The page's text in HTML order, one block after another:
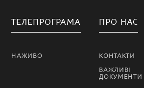
ТЕЛЕПРОГРАМА
НАЖИВО
ПРО НАС
КОНТАКТИ
ВАЖЛИВІ
ДОКУМЕНТИ